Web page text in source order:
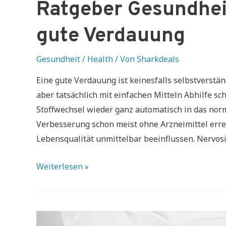
Ratgeber
gute Verdauung
Gesundheit / Health/ VonSharkdeals
Eine gute Verdauung ist keinesfalls
aber tatsächlich mit einfachen Mitteln Abhilfe
Stoffwechsel wieder ganz automatisch in das
Verbesserung schon meist ohne Arzneimittel
Lebensqualität unmittelbar beeinflussen.
Ratgeber
Tipps
Weiterlesen »